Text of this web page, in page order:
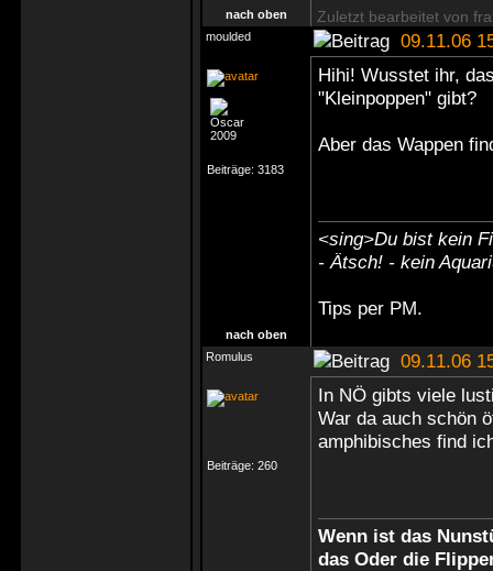
nach oben Zuletzt bearbeitet von
moulded 09.11.06
Beiträge: 3183
Hihi! Wusstet ihr,
"Kleinpoppen" gibt?
Aber das Wappen
<sing>Du bist kein
- Ätsch! - kein
Tips per PM.
nach oben
Romulus
09.11.06
Beiträge: 260
In NÖ gibts viele
War da auch schön
amphibisches find
Wenn ist das
das Oder die